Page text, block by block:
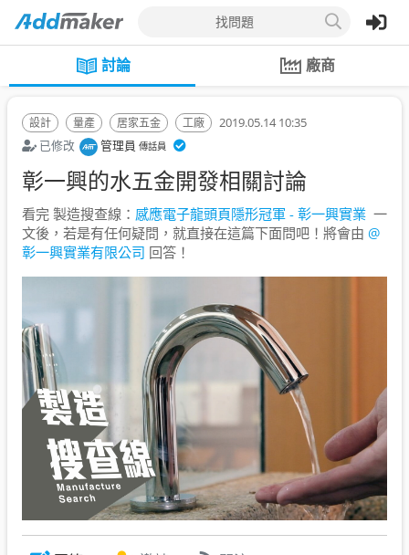
找問題
討論 廠商
設計 量產 居家五金 工廠
2019.05.14 10:35
管理員 傳話員
已修改
彰一興的水五金開發相關討論
看完 製造搜查線： 感應電子龍頭頁隱形冠軍 - 彰一興實業 一
文後，若是有任何疑問，就直接在這篇下面問吧！將會由 @
彰一興實業有限公司 回答！